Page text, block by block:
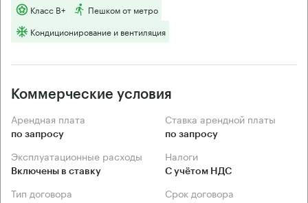
Класс B+
Пешком от метро
Кондиционирование и вентиляция
Коммерческие условия
Арендная плата
по запросу
Ставка арендной платы
по запросу
Эксплуатационные расходы
Включены в ставку
Налоги
С учётом НДС
Тип договора Срок договора